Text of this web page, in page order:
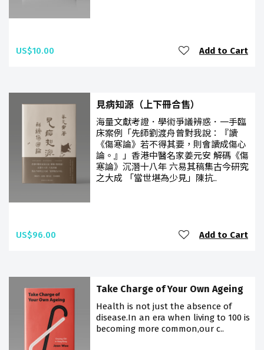
US$10.00 Add to Cart
見病知源（上下冊合售）
海量文獻考證．學術爭議辨惑．一手臨
床案例「先師劉渡舟曾對我說：『讀
《傷寒論》若不得其要，則會讀成傷心
論。』」香港中醫名家姜元安 解碼《傷
寒論》沉潛十八年 六易其稿集古今研究
之大成 「當世堪為少見」陳抗..
US$96.00 Add to Cart
Take Charge of Your Own Ageing
Health is not just the absence of
disease.In an era when living to 100 is
becoming more common,our c..